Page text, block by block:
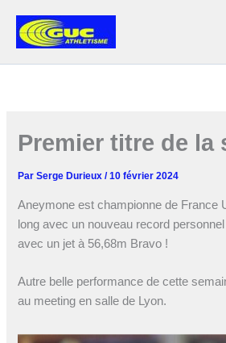
contenu
Premier titre de la
ParSerge Durieux/10 février 2024
Aneymone est championne de France
long avec un nouveau record
avec un jet à 56,68m Bravo !
Autre belle performance de cette
au meeting en salle de Lyon.